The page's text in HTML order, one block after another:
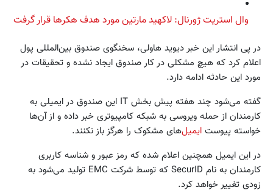
وال استریت ژورنال: لاکهید مارتین مورد هدف هکرها قرار گرفت
در پی انتشار این خبر دیوید هاولی، سخنگوی صندوق بین‌المللی پول
اعلام کرد که هیچ مشکلی در کار صندوق ایجاد نشده و تحقیقات در
مورد این حادثه ادامه دارد.
گفته می‌شود چند هفته پیش بخش IT این صندوق در ایمیلی به
کارمندان از حمله ویروسی به شبکه کامپیوتری خبر داده و از آن‌ها
خواسته پیوست ایمیل‌های مشکوک را هرگز باز نکنند.
در این ایمیل همچنین اعلام شده که رمز عبور و شناسه کاربری
کارمندان به نام SecurID که توسط شرکت EMC تولید می‌شود به
زودی تغییر خواهد کرد.